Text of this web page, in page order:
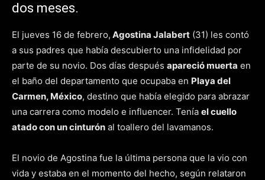
dos meses.
El jueves 16 de febrero, Agostina Jalabert (31) les contó
a sus padres que había descubierto una infidelidad por
parte de su novio. Dos días después apareció muerta en
el baño del departamento que ocupaba en Playa del
Carmen, México, destino que había elegido para abrazar
una carrera como modelo e influencer. Tenía el cuello
atado con un cinturón al toallero del lavamanos.
El novio de Agostina fue la última persona que la vio con
vida y estaba en el momento del hecho, según relataron